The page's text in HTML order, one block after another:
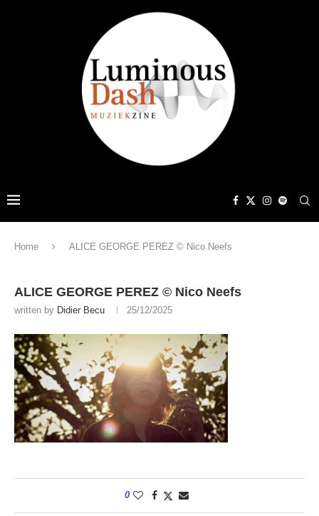
Home ALICE GEORGE PEREZ © Nico Neefs
ALICE GEORGE PEREZ © Nico Neefs
written by Didier Becu 25/12/2025
0